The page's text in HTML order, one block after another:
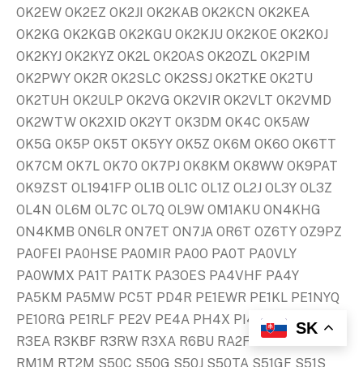
OK2EW OK2EZ OK2JI OK2KAB OK2KCN OK2KEA
OK2KG OK2KGB OK2KGU OK2KJU OK2KOE OK2KOJ
OK2KYJ OK2KYZ OK2L OK2OAS OK2OZL OK2PIM
OK2PWY OK2R OK2SLC OK2SSJ OK2TKE OK2TU
OK2TUH OK2ULP OK2VG OK2VIR OK2VLT OK2VMD
OK2WTW OK2XID OK2YT OK3DM OK4C OK5AW
OK5G OK5P OK5T OK5YY OK5Z OK6M OK6O OK6TT
OK7CM OK7L OK7O OK7PJ OK8KM OK8WW OK9PAT
OK9ZST OL1941FP OL1B OL1C OL1Z OL2J OL3Y OL3Z
OL4N OL6M OL7C OL7Q OL9W OM1AKU ON4KHG
ON4KMB ON6LR ON7ET ON7JA OR6T OZ6TY OZ9PZ
PA0FEI PA0HSE PA0MIR PA0O PA0T PA0VLY
PA0WMX PA1T PA1TK PA3OES PA4VHF PA4Y
PA5KM PA5MW PC5T PD4R PE1EWR PE1KL PE1NYQ
PE1ORG PE1RLF PE2V PE4A PH4X PI4DR PI4Z R3CT
R3EA R3KBF R3RW R3XA R6BU RA2FGG RA3W
RM1M RT2M S50C S50G S50J S50TA S51GF S51S
SK